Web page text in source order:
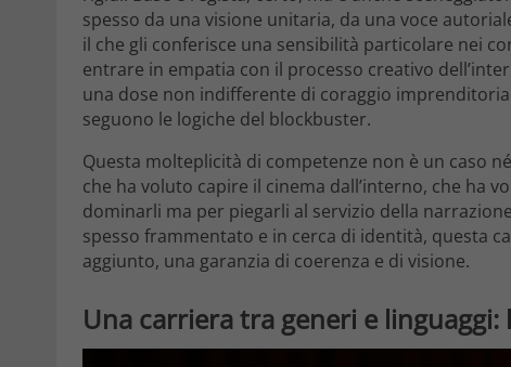
spesso da una visione unitaria, da una voce
il che gli conferisce una sensibilità particolare nei
entrare in empatia con il processo creativo
una dose non indifferente di coraggio
seguono le logiche del blockbuster.
Questa molteplicità di competenze non è un caso
che ha voluto capire il cinema dall’interno, che ha
dominarli ma per piegarli al servizio della
spesso frammentato e in cerca di identità, questa
aggiunto, una garanzia di coerenza e di visione.
Una carriera tra generi e